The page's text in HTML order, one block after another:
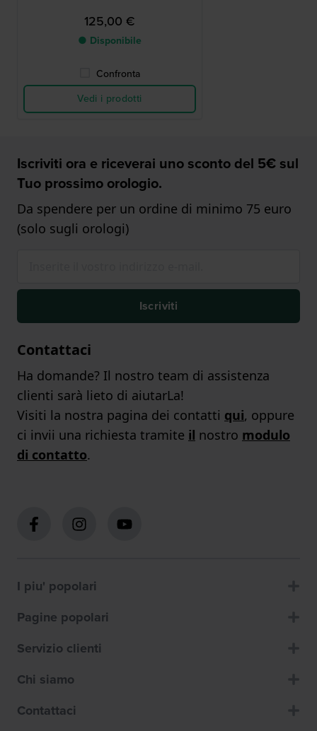
125,00 €
● Disponibile
Confronta
Vedi i prodotti
Iscriviti ora e riceverai uno sconto del 5€ sul
Tuo prossimo orologio.
Da spendere per un ordine di minimo 75 euro
(solo sugli orologi)
Iscriviti
Contattaci
Ha domande? Il nostro team di assistenza
clienti sarà lieto di aiutarLa!
Visiti la nostra pagina dei contatti qui, oppure
ci invii una richiesta tramite il nostro modulo
di contatto.
I piu' popolari
Pagine popolari
Servizio clienti
Chi siamo
Contattaci